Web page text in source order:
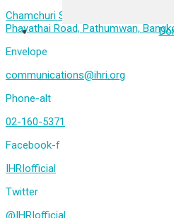
Chamchuri Square Building 11th
Phayathai Road, Pathumwan,
Envelope
communications@ihri.org
Phone-alt
02-160-5371
Facebook-f
IHRIofficial
Twitter
@IHRIofficial